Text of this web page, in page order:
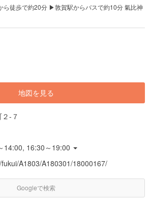
ら徒歩で約20分 ▶︎敦賀駅からバスで約10分 氣比神
地図を見る
-７
14:00, 16:30～19:00
A1803/A180301/18000167/
Googleで検索